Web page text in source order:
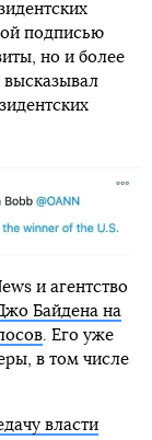
подписью
но и более
и агентство
Байдена на
. Его уже
в том числе
власти